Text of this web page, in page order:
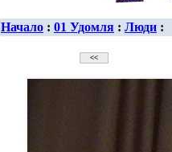
Начало : 01 Удомля : Люди :